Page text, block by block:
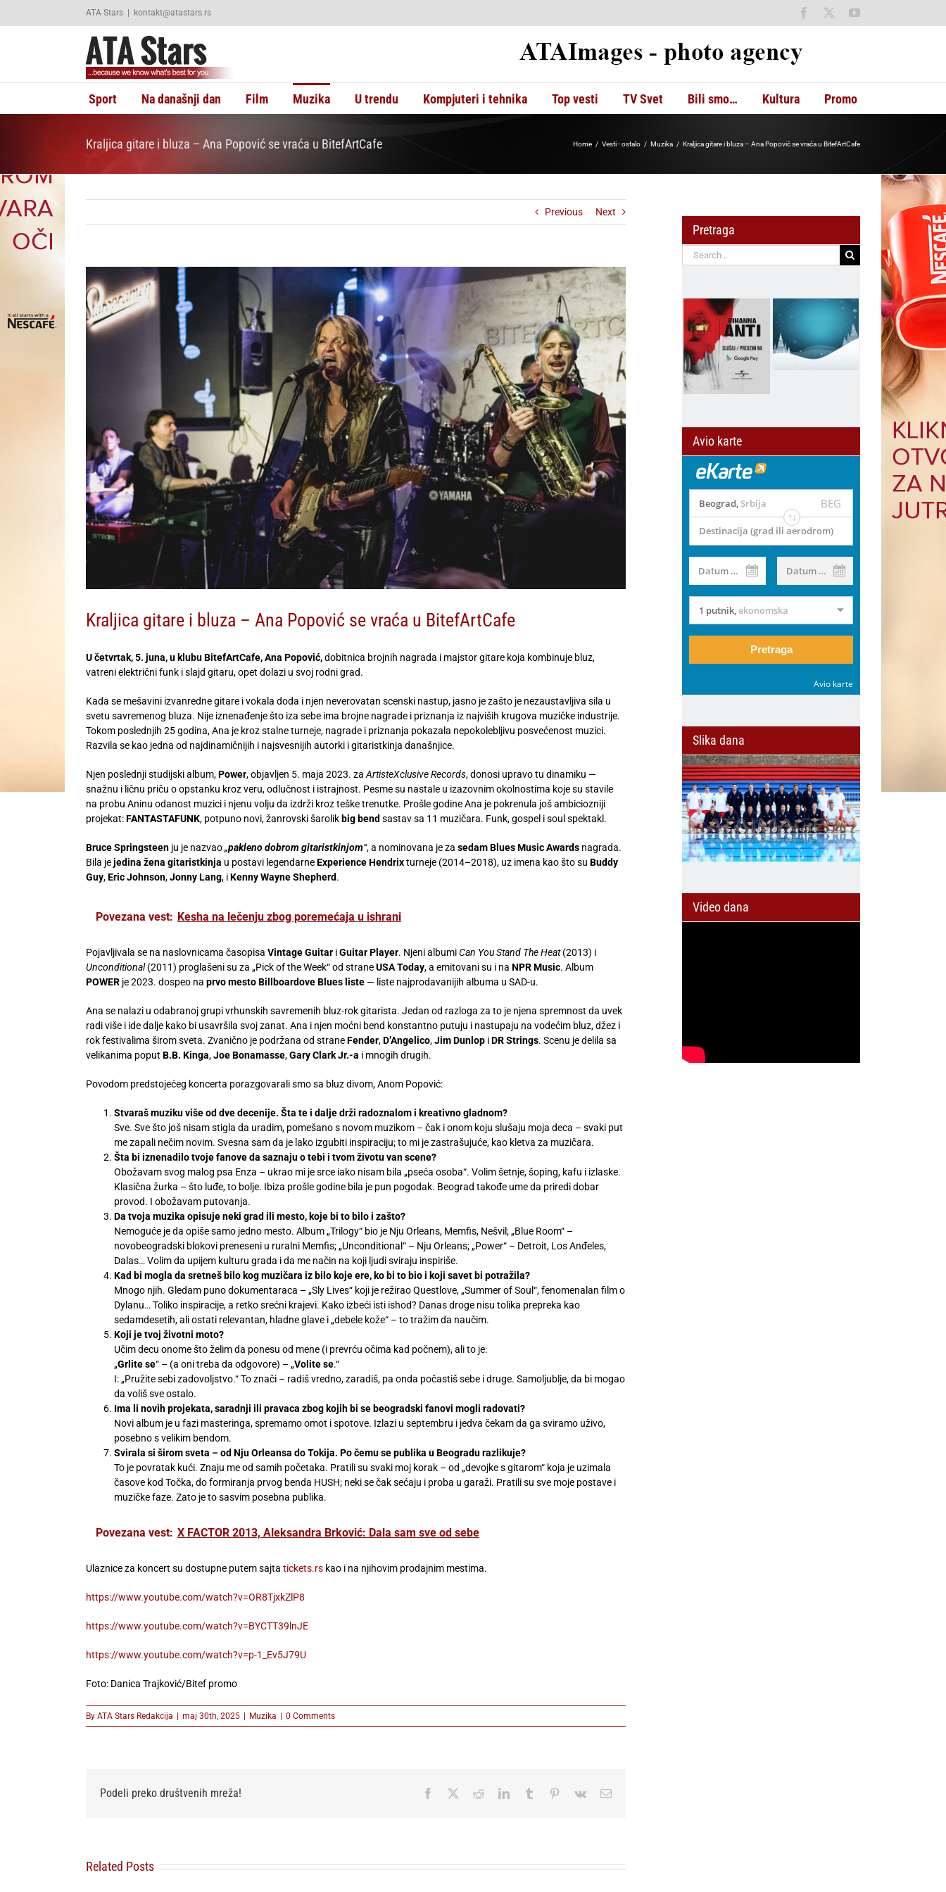
ATA Stars | kontakt@atastars.rs Facebook YouTube
Sport Na današnji dan Film Muzika U trendu Kompjuteri i tehnika Top vesti TV Svet Bili smo… Kultura Promo
Kraljica gitare i bluza – Ana Popović se vraća u BitefArtCafe Home Vesti - ostalo Muzika Kraljica gitare i bluza – Ana Popović se vraća u BitefArtCafe
Previous Next
Larger
Image
Kraljica gitare i bluza – Ana Popović se vraća u BitefArtCafe
U četvrtak, 5. juna, u klubu BitefArtCafe,Ana Popović,dobitnica brojnih nagrada i majstor gitare koja kombinuje bluz,
vatreni električni funk i slajd gitaru, opet dolazi u svoj rodni grad.
Kada se mešavini izvanredne gitare i vokala doda i njen neverovatan scenski nastup, jasno je zašto je nezaustavljiva sila u
svetu savremenog bluza. Nije iznenađenje što iza sebe ima brojne nagrade i priznanja iz najviših krugova muzičke industrije.
Tokom poslednjih 25 godina, Ana je kroz stalne turneje, nagrade i priznanja pokazala nepokolebljivu posvećenost muzici.
Razvila se kao jedna od najdinamičnijih i najsvesnijih autorki i gitaristkinja današnjice.
Njen poslednji studijski album,Power, objavljen 5. maja 2023. za ArtisteXclusive Records, donosi upravo tu dinamiku —
snažnu i ličnu priču o opstanku kroz veru, odlučnost i istrajnost. Pesme su nastale u izazovnim okolnostima koje su stavile
na probu Aninu odanost muzici i njenu volju da izdrži kroz teške trenutke. Prošle godine Ana je pokrenula još ambiciozniji
projekat:FANTASTAFUNK, potpuno novi, žanrovski šarolik big bend sastav sa 11 muzičara. Funk, gospel i soul spektakl.
Bruce Springsteen ju je nazvao„pakleno dobrom gitaristkinjom“, a nominovana je za sedam Blues Music Awards nagrada.
Bila jejedina žena gitaristkinja u postavi legendarneExperience Hendrixturneje (2014–2018), uz imena kao što su Buddy
Guy,Eric Johnson,Jonny Lang, iKenny Wayne Shepherd.
Povezana vest: Kesha na lečenju zbog poremećaja u ishrani
Pojavljivala se na naslovnicama časopisa Vintage Guitar iGuitar Player. Njeni albumiCan You Stand The Heat(2013) i
Unconditional(2011) proglašeni su za „Pick of the Week“ od straneUSA Today, a emitovani su i na NPR Music. Album
POWER je 2023. dospeo na prvo mesto Billboardove Blues liste — liste najprodavanijih albuma u SAD-u.
Ana se nalazi u odabranoj grupi vrhunskih savremenih bluz-rok gitarista. Jedan od razloga za to je njena spremnost da uvek
radi više i ide dalje kako bi usavršila svoj zanat. Ana i njen moćni bend konstantno putuju i nastupaju na vodećim bluz, džez i
rok festivalima širom sveta. Zvanično je podržana od straneFender,D’Angelico,Jim Dunlop iDR Strings. Scenu je delila sa
velikanima poput B.B. Kinga,Joe Bonamasse,Gary Clark Jr.-a i mnogih drugih.
Povodom predstojećeg koncerta porazgovarali smo sa bluz divom, Anom Popović:
Stvaraš muziku više od dve decenije. Šta te i dalje drži radoznalom i kreativno gladnom?
Sve. Sve što još nisam stigla da uradim, pomešano s novom muzikom – čak i onom koju slušaju moja deca – svaki put
me zapali nečim novim. Svesna sam da je lako izgubiti inspiraciju; to mi je zastrašujuće, kao kletva za muzičara.
Šta bi iznenadilo tvoje fanove da saznaju o tebi i tvom životu van scene?
Obožavam svog malog psa Enza – ukrao mi je srce iako nisam bila „pseća osoba“. Volim šetnje, šoping, kafu i izlaske.
Klasična žurka – što luđe, to bolje. Ibiza prošle godine bila je pun pogodak. Beograd takođe ume da priredi dobar
provod. I obožavam putovanja.
Da tvoja muzika opisuje neki grad ili mesto, koje bi to bilo i zašto?
Nemoguće je da opiše samo jedno mesto. Album „Trilogy“ bio je Nju Orleans, Memfis, Nešvil; „Blue Room“ –
novobeogradski blokovi preneseni u ruralni Memfis; „Unconditional“ – Nju Orleans; „Power“ – Detroit, Los Anđeles,
Dalas… Volim da upijem kulturu grada i da me način na koji ljudi sviraju inspiriše.
Kad bi mogla da sretneš bilo kog muzičara iz bilo koje ere, ko bi to bio i koji savet bi potražila?
Mnogo njih. Gledam puno dokumentaraca – „Sly Lives“ koji je režirao Questlove, „Summer of Soul“, fenomenalan film o
Dylanu… Toliko inspiracije, a retko srećni krajevi. Kako izbeći isti ishod? Danas droge nisu tolika prepreka kao
sedamdesetih, ali ostati relevantan, hladne glave i „debele kože“ – to tražim da naučim.
Koji je tvoj životni moto?
Učim decu onome što želim da ponesu od mene (i prevrću očima kad počnem), ali to je:
„Grlite se“ – (a oni treba da odgovore) – „Volite se.“
I: „Pružite sebi zadovoljstvo.“ To znači – radiš vredno, zaradiš, pa onda počastiš sebe i druge. Samoljublje, da bi mogao
da voliš sve ostalo.
Ima li novih projekata, saradnji ili pravaca zbog kojih bi se beogradski fanovi mogli radovati?
Novi album je u fazi masteringa, spremamo omot i spotove. Izlazi u septembru i jedva čekam da ga sviramo uživo,
posebno s velikim bendom.
Svirala si širom sveta – od Nju Orleansa do Tokija. Po čemu se publika u Beogradu razlikuje?
To je povratak kući. Znaju me od samih početaka. Pratili su svaki moj korak – od „devojke s gitarom“ koja je uzimala
časove kod Točka, do formiranja prvog benda HUSH; neki se čak sećaju i proba u garaži. Pratili su sve moje postave i
muzičke faze. Zato je to sasvim posebna publika.
Povezana vest: X FACTOR 2013, Aleksandra Brković: Dala sam sve od sebe
Ulaznice za koncert su dostupne putem sajta tickets.rs kao i na njihovim prodajnim mestima.
https://www.youtube.com/watch?v=OR8TjxkZlP8
https://www.youtube.com/watch?v=BYCTT39lnJE
https://www.youtube.com/watch?v=p-1_Ev5J79U
Foto: Danica Trajković/Bitef promo
By ATA Stars Redakcija | maj 30th, 2025 | Muzika | 0 Comments
Podeli preko društvenih mreža! Facebook RedditLinkedInTumblr Pinterest
Vk Email
Related Posts
Pretraga
Search
for:
Avio karte
Beograd, Srbija BEG
Destinacija (grad ili aerodrom)
Datum od Datum do
1 putnik,ekonomska
Pretraga
Avio karte
Slika dana
Video dana